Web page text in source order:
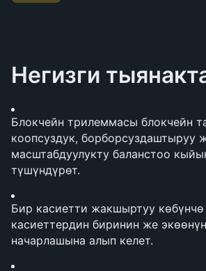
Негизги
Блокчейн трилеммасы блокчейн
коопсуздук, борборсуздаштыруу
масштабдуулукту баланстоо
түшүндүрөт.
Бир касиетти жакшыртуу
касиеттердин биринин же
начарлашына алып келет.